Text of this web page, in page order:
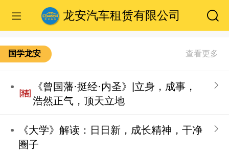
龙安汽车租赁有限公司
国学龙安
《曾国藩·挺经·内圣》|立身，成事，
浩然正气，顶天立地
《大学》解读：日日新，成长精神，干净
圈子